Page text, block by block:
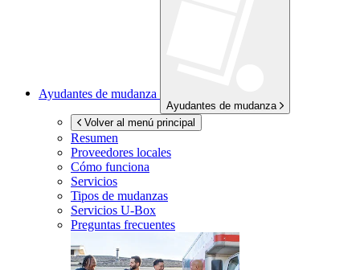
Ayudantes de mudanza
Ayudantes de mudanza
Volver al menú principal
Resumen
Proveedores locales
Cómo funciona
Servicios
Tipos de mudanzas
Servicios U-Box
Preguntas frecuentes